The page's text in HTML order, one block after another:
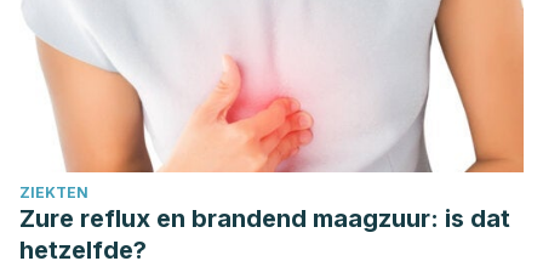
ZIEKTEN
Zure reflux en brandend maagzuur: is dat
hetzelfde?